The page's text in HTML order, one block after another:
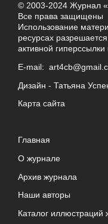
© 2003-2024 Журнал
Все права защищены
Использование
ресурсах
активной гиперссылки
E-mail:
Дизайн - Татьяна
Карта сайта
Главная
О журнале
Архив журнала
Наши авторы
Каталог иллюстраций